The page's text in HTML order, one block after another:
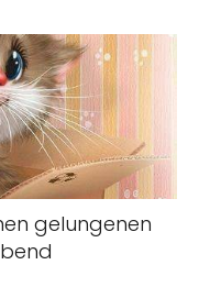
gelungenen